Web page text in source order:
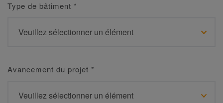
Type de bâtiment *
Avancement du projet *